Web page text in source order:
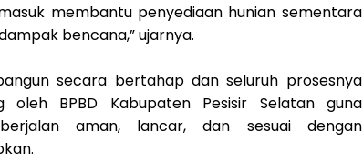
membantu penyediaan hunian sementara
bencana,” ujarnya.
secara bertahap dan seluruh prosesnya
oleh BPBD Kabupaten Pesisir Selatan guna
aman, lancar, dan sesuai dengan